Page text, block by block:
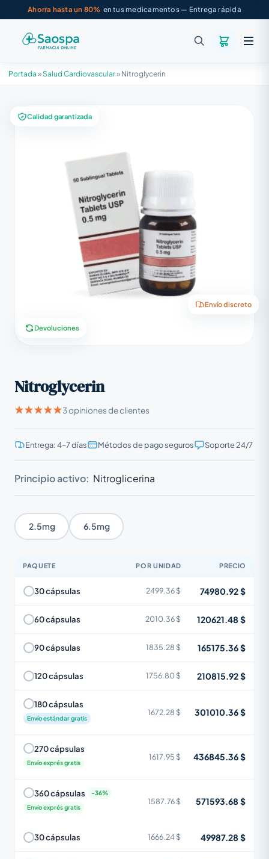
Ahorra hasta un 80% en tus medicamentos — Entrega rápida
Portada »Salud Cardiovascular» Nitroglycerin
Calidad garantizada
Envío discreto
Devoluciones
Nitroglycerin
3 opiniones de clientes
Entrega: 4–7 días Métodos de pago seguros Soporte 24/7
Principio activo: Nitroglicerina
2.5mg 6.5mg
PAQUETE POR UNIDAD PRECIO
30 cápsulas 2499.36 $ 74980.92 $
60 cápsulas 2010.36 $ 120621.48 $
90 cápsulas 1835.28 $ 165175.36 $
120 cápsulas 1756.80 $ 210815.92 $
180 cápsulas
Envío estándar gratis
1672.28 $ 301010.36 $
270 cápsulas
Envío exprés gratis
1617.95 $ 436845.36 $
360 cápsulas
Envío exprés gratis
1587.76 $ 571593.68 $
30 cápsulas 1666.24 $ 49987.28 $